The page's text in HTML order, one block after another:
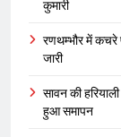
कुमारी
रणथम्भौर में कचरे
जारी
सावन की
हुआ समापन